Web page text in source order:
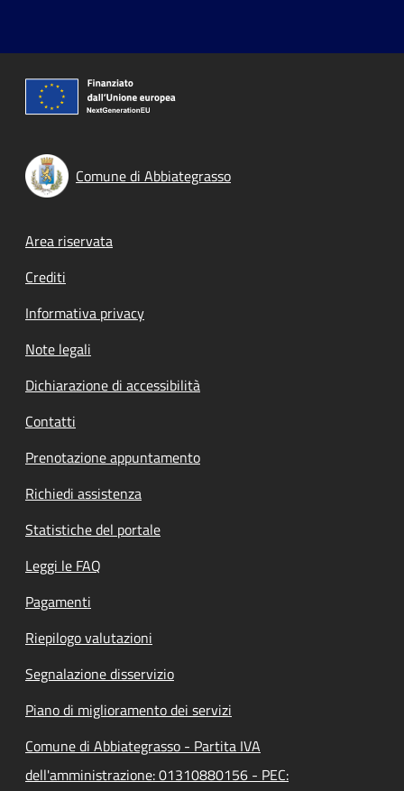
Comune di Abbiategrasso
Footer menu
Area riservata
Crediti
Informativa privacy
Note legali
Dichiarazione di accessibilità
Contatti
Prenotazione appuntamento
Richiedi assistenza
Statistiche del portale
Leggi le FAQ
Pagamenti
Riepilogo valutazioni
Segnalazione disservizio
Piano di miglioramento dei servizi
Comune di Abbiategrasso - Partita IVA
dell'amministrazione: 01310880156 - PEC: